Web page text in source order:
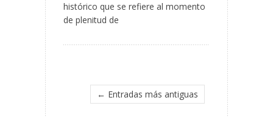
histórico que se refiere al momento
de plenitud de
← Entradas más antiguas